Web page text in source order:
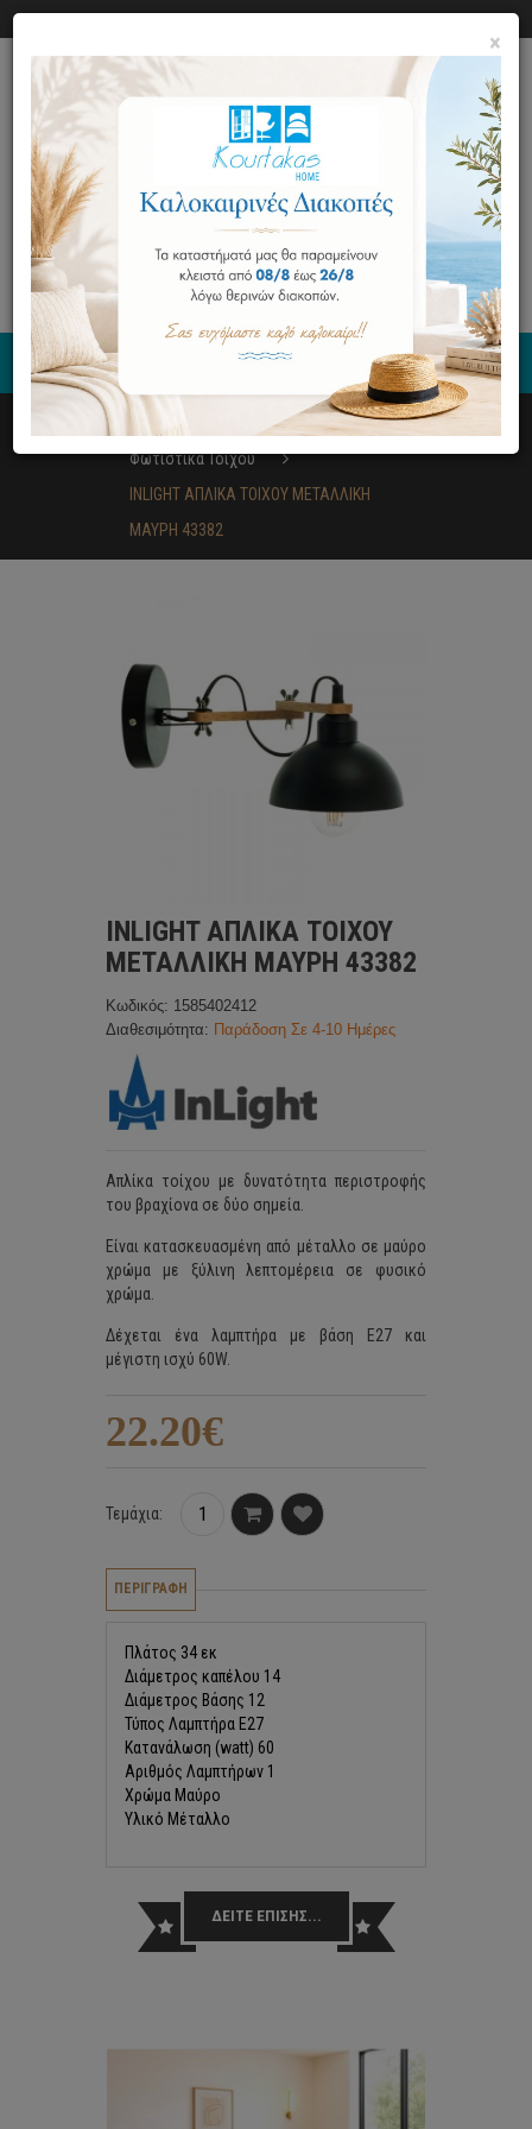
0
Φωτιστικά
Φωτιστικά Τοίχου
INLIGHT ΑΠΛΙΚΑ TOIXOY ΜΕΤΑΛΛΙΚΗ
ΜΑΥΡΗ 43382
INLIGHT ΑΠΛΙΚΑ TOIXOY
ΜΕΤΑΛΛΙΚΗ ΜΑΥΡΗ 43382
Κωδικός: 1585402412
Διαθεσιμότητα: Παράδοση Σε 4-10 Ημέρες
Απλίκα τοίχου με δυνατότητα περιστροφής
του βραχίονα σε δύο σημεία.
Είναι κατασκευασμένη από μέταλλο σε μαύρο
χρώμα με ξύλινη λεπτομέρεια σε φυσικό
χρώμα.
Δέχεται ένα λαμπτήρα με βάση E27 και
μέγιστη ισχύ 60W.
22.20€
Τεμάχια:
ΠΕΡΙΓΡΑΦΗ
Πλάτος 34 εκ
Διάμετρος καπέλου 14
Διάμετρος Βάσης 12
Τύπος Λαμπτήρα E27
Κατανάλωση (watt) 60
Αριθμός Λαμπτήρων 1
Χρώμα Μαύρο
Υλικό Μέταλλο
ΔΕΙΤΕ ΕΠΙΣΗΣ...
×